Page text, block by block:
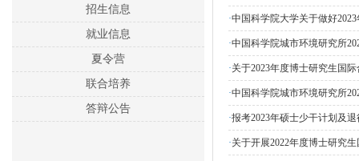
招生信息
就业信息
夏令营
联合培养
答辩公告
·中国科学院大学关于做好
·中国科学院城市环境研究所
·关于2023年度博士研究生国
·中国科学院城市环境研究所
·报考2023年硕士少干计划及
·关于开展2022年度博士研究